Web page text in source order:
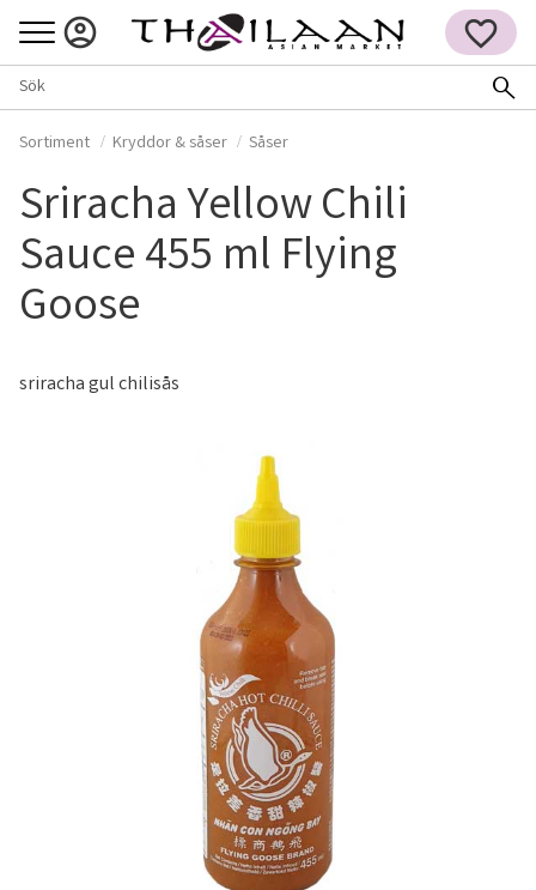
FAVORITER
Sortiment Kryddor & såser Såser
Sriracha Yellow Chili
Sauce 455 ml Flying
Goose
sriracha gul chilisås